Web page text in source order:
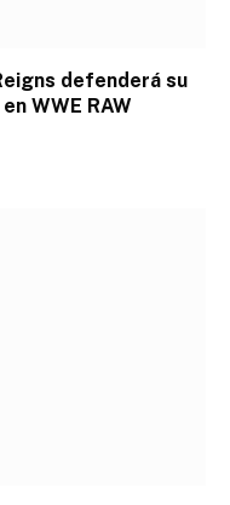
defenderá su
WWE RAW